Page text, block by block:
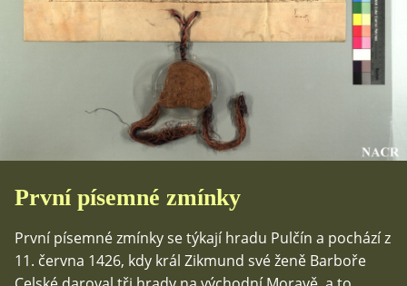
První písemné zmínky
První písemné zmínky se týkají hradu Pulčín a pochází z
11. června 1426, kdy král Zikmund své ženě Barboře